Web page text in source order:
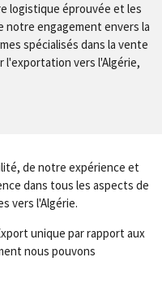
logistique éprouvée et les
engagement envers la
spécialisés dans la vente
l'exportation vers l'Algérie,
de notre expérience et
dans tous les aspects de
vers l'Algérie.
unique par rapport aux
nous pouvons